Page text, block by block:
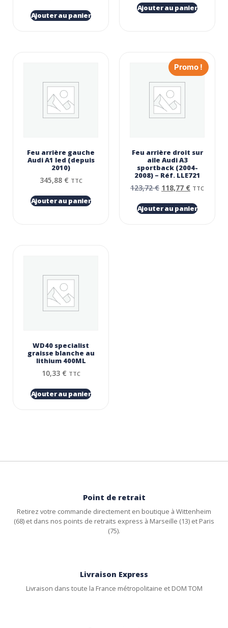
Ajouter au panier
Ajouter au panier
Feu arrière gauche
Audi A1 led (depuis
2010)
345,88 € TTC
Ajouter au panier
Promo !
Feu arrière droit sur
aile Audi A3
sportback (2004-
2008) – Réf. LLE721
123,72€ 118,77 € TTC
Ajouter au panier
WD40 specialist
graisse blanche au
lithium 400ML
10,33 € TTC
Ajouter au panier
Point de retrait
Retirez votre commande directement en boutique à Wittenheim
(68) et dans nos points de retraits express à Marseille (13) et Paris
(75).
Livraison Express
Livraison dans toute la France métropolitaine et DOM TOM